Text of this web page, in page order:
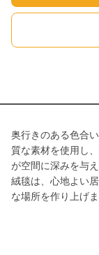
奥行きのある色合
質な素材を使用し
が空間に深みを与
絨毯は、心地よい
な場所を作り上げ